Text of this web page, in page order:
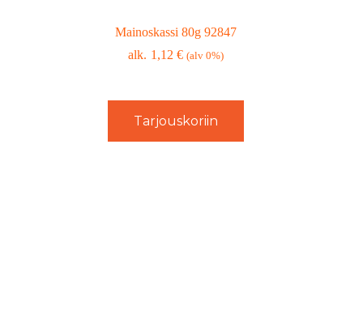
Mainoskassi 80g 92847
1,12€ (alv 0%)
Tarjouskoriin